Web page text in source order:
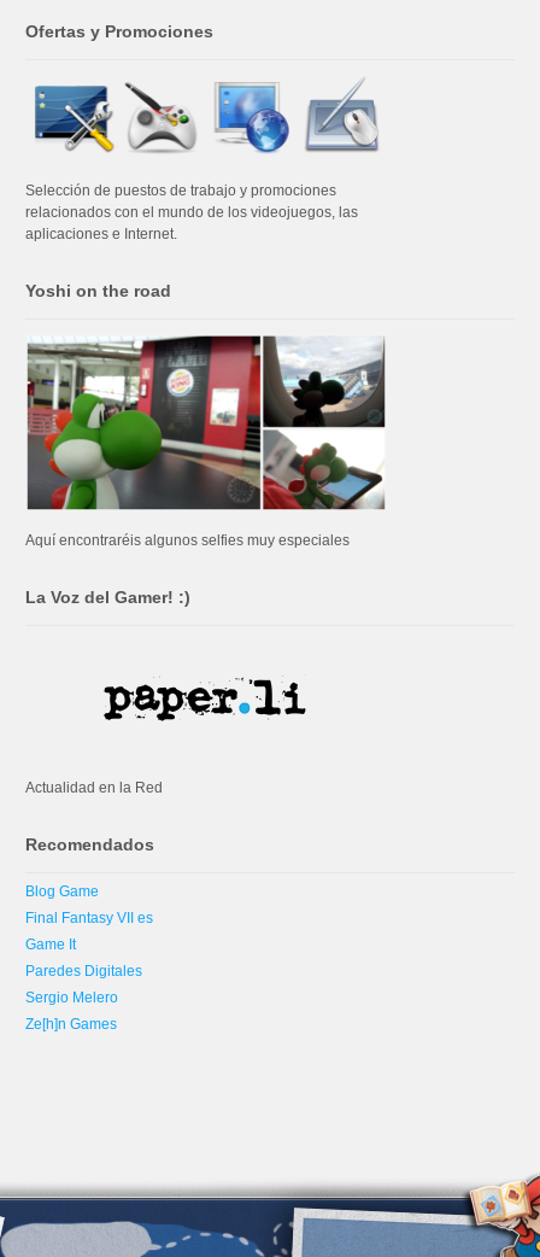
Ofertas y Promociones
Selección de puestos de trabajo y promociones
relacionados con el mundo de los videojuegos, las
aplicaciones e Internet.
Yoshi on the road
Aquí encontraréis algunos selfies muy especiales
La Voz del Gamer! :)
Actualidad en la Red
Recomendados
Blog Game
Final Fantasy VII es
Game It
Paredes Digitales
Sergio Melero
Ze[h]n Games